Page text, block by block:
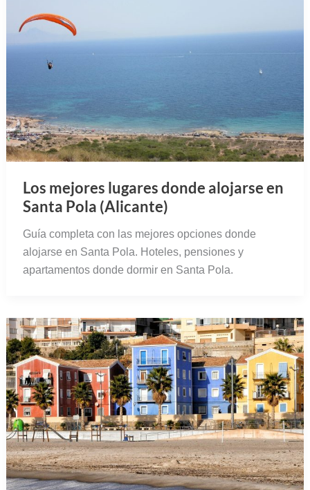
Los mejores lugares donde alojarse en
Santa Pola (Alicante)
Guía completa con las mejores opciones donde
alojarse en Santa Pola. Hoteles, pensiones y
apartamentos donde dormir en Santa Pola.